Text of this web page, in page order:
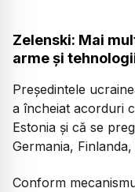
Zelenski: Mai
arme și
Președintele
a încheiat acorduri
Estonia și că se
Germania,
Conform